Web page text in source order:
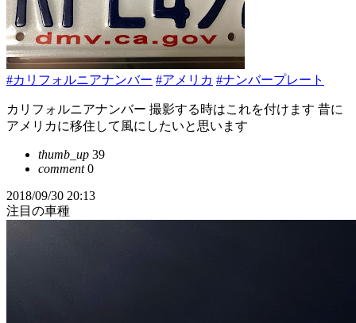
#カリフォルニアナンバー #アメリカ #ナンバープレート
カリフォルニアナンバー 撮影する時はこれを付けます 昔に
アメリカに移住して風にしたいと思います
thumb_up 39
comment0
2018/09/30 20:13
注目の車種